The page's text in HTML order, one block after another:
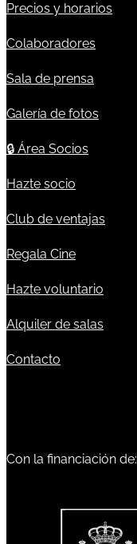
Precios y horarios
Colaboradores
Sala de prensa
Galería de fotos
🔒 Área Socios
Hazte socio
Club de ventajas
Regala Cine
Hazte voluntario
Alquiler de salas
Contacto
Con la financiación de: